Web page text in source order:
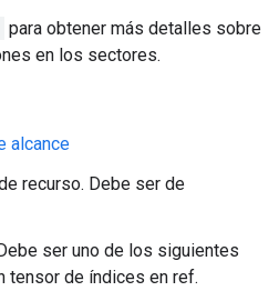
para obtener más detalles sobre
en los sectores.
alcance
recurso. Debe ser de
ser uno de los siguientes
tensor de índices en ref.